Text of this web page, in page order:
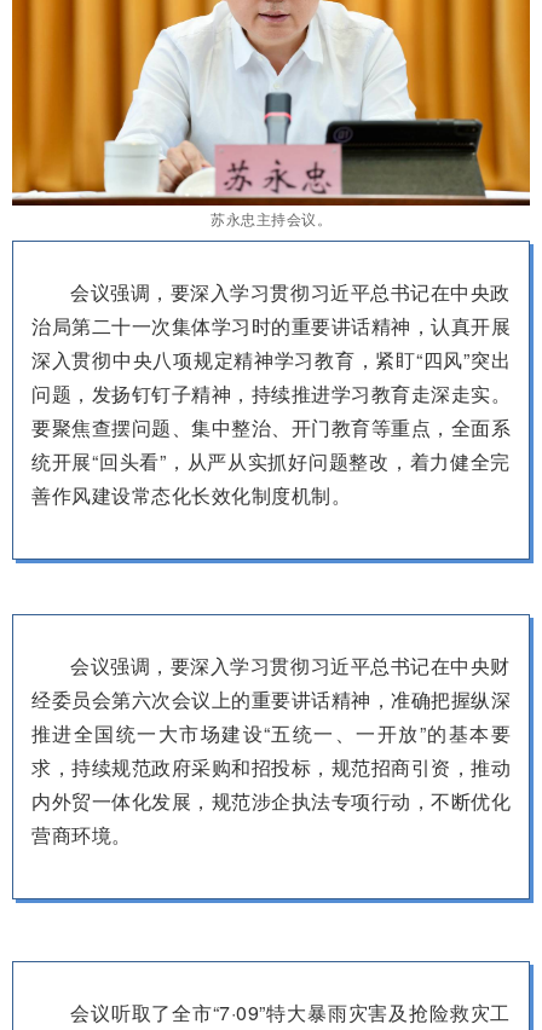
苏永忠主持会议。
会议强调，要深入学习贯彻习近平总书记在中央政
治局第二十一次集体学习时的重要讲话精神，认真开展
深入贯彻中央八项规定精神学习教育，紧盯“四风”突出
问题，发扬钉钉子精神，持续推进学习教育走深走实。
要聚焦查摆问题、集中整治、开门教育等重点，全面系
统开展“回头看”，从严从实抓好问题整改，着力健全完
善作风建设常态化长效化制度机制。
会议强调，要深入学习贯彻习近平总书记在中央财
经委员会第六次会议上的重要讲话精神，准确把握纵深
推进全国统一大市场建设“五统一、一开放”的基本要
求，持续规范政府采购和招投标，规范招商引资，推动
内外贸一体化发展，规范涉企执法专项行动，不断优化
营商环境。
会议听取了全市“7·09”特大暴雨灾害及抢险救灾工